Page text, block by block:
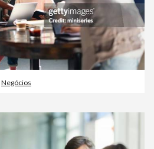
Negócios